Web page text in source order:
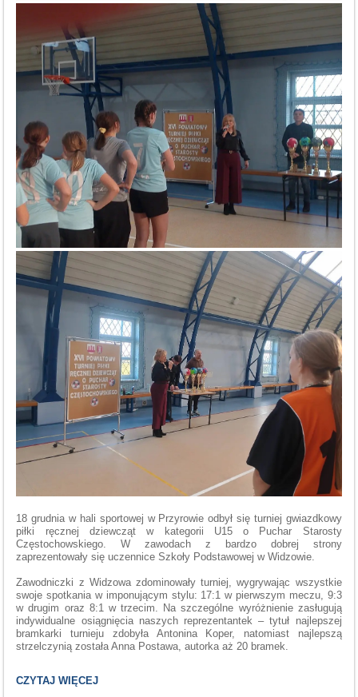
18 grudnia w hali sportowej w Przyrowie odbył się turniej gwiazdkowy
piłki ręcznej dziewcząt w kategorii U15 o Puchar Starosty
Częstochowskiego. W zawodach z bardzo dobrej strony
zaprezentowały się uczennice Szkoły Podstawowej w Widzowie.
Zawodniczki z Widzowa zdominowały turniej, wygrywając wszystkie
swoje spotkania w imponującym stylu: 17:1 w pierwszym meczu, 9:3
w drugim oraz 8:1 w trzecim. Na szczególne wyróżnienie zasługują
indywidualne osiągnięcia naszych reprezentantek – tytuł najlepszej
bramkarki turnieju zdobyła Antonina Koper, natomiast najlepszą
strzelczynią została Anna Postawa, autorka aż 20 bramek.
SUKCES
CZYTAJ WIĘCEJ